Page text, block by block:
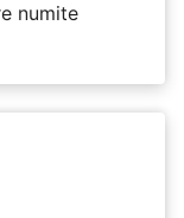
numite